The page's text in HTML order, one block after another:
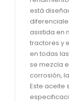
está
asistida en
tractores y
en todas
se mezcla
corrosión,
Este aceite